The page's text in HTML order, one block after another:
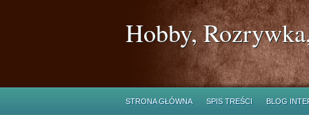
Hobby,
STRONA GŁÓWNA SPIS TREŚCI BLOG